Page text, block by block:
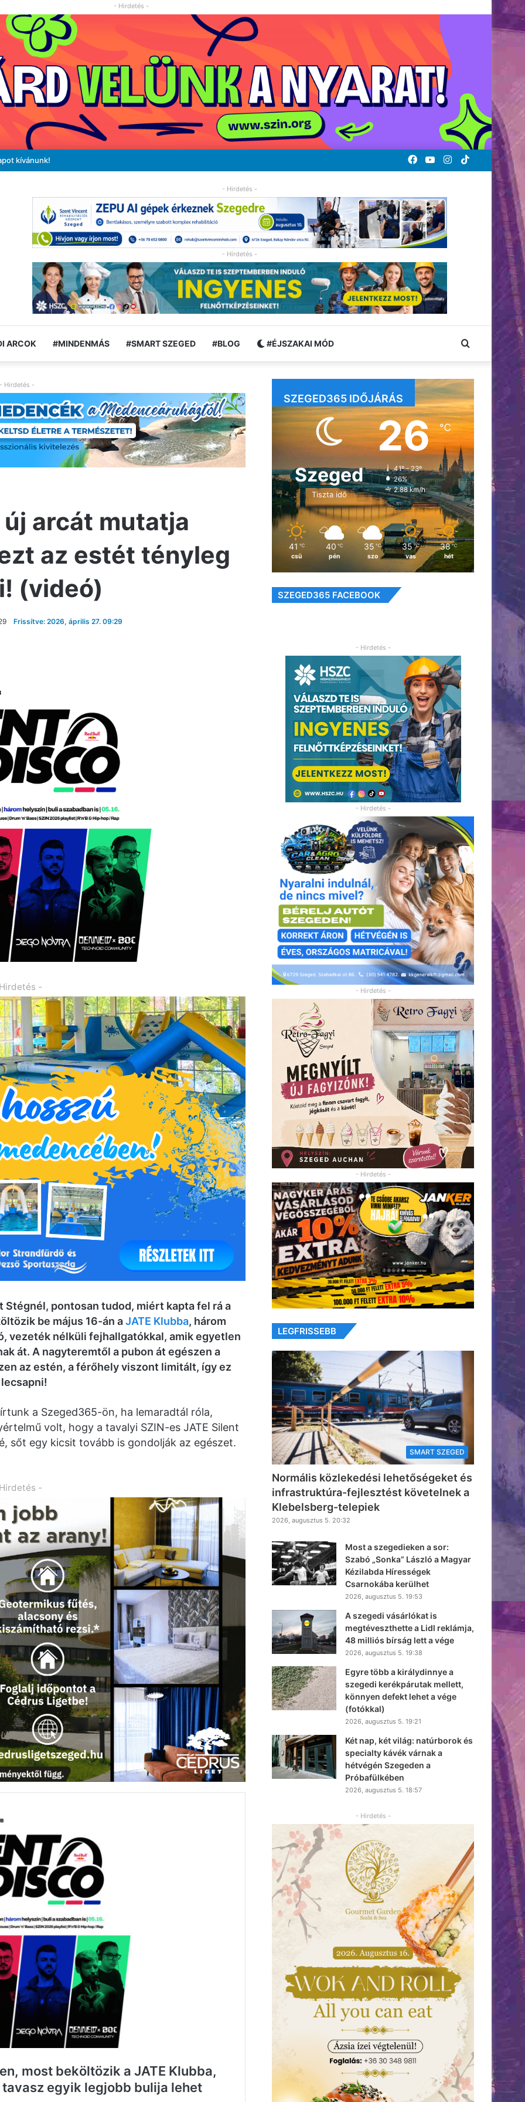
- Hirdetés -
kívánunk! TikTok
Instagram
YouTube
Facebook
- Hirdetés -
- Hirdetés -
ARCOK #MINDENMÁS #SMART SZEGED #BLOG #ÉJSZAKAI MÓD Keresés:
- Hirdetés -
arcát mutatja
az estét tényleg
(videó)
Frissítve: 2026, április 27. 09:29
-
Stégnél, pontosan tudod, miért kapta fel rá a
be május 16-án aJATE Klubba, három
vezeték nélküli fejhallgatókkal, amik egyetlen
át. A nagyteremtől a pubon át egészen a
az estén, a férőhely viszont limitált, így ez
a Szeged365-ön, ha lemaradtál róla,
volt, hogy a tavalyi SZIN-es JATE Silent
sőt egy kicsit tovább is gondolják az egészet.
-
SZEGED365 IDŐJÁRÁS
Szeged
Tiszta idő
26℃
41º - 23º
26%
2.88 km/h
41 ℃
csü
40 ℃
pén
35 ℃
szo
35 ℃
vas
38 ℃
hét
SZEGED365 FACEBOOK
- Hirdetés -
- Hirdetés -
- Hirdetés -
- Hirdetés -
LEGFRISSEBB
SMART SZEGED
Normális közlekedési lehetőségeket és
infrastruktúra-fejlesztést követelnek a
Klebelsberg-telepiek
2026, augusztus 5. 20:32
Most a szegedieken a sor:
Szabó „Sonka” László a Magyar
Kézilabda Hírességek
Csarnokába kerülhet
2026, augusztus 5. 19:53
A szegedi vásárlókat is
megtéveszthette a Lidl reklámja,
48 milliós bírság lett a vége
2026, augusztus 5. 19:38
Egyre több a királydinnye a
szegedi kerékpárutak mellett,
könnyen defekt lehet a vége
(fotókkal)
2026, augusztus 5. 19:21
Két nap, két világ: natúrborok és
specialty kávék várnak a
hétvégén Szegeden a
Próbafülkében
2026, augusztus 5. 18:57
- Hirdetés -